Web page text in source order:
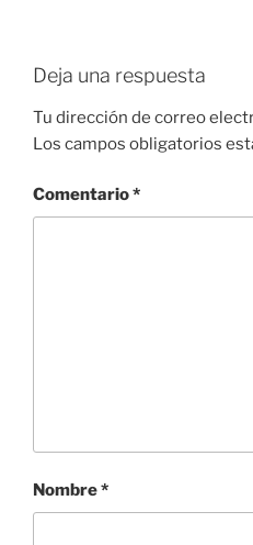
Deja una respuesta
Tu dirección de correo
Los campos obligatorios
Comentario*
Nombre*